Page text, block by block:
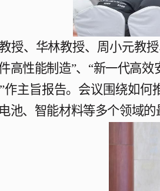
授、华林教授、周小元教
高性能制造”、“新一代高
作主旨报告。会议 围绕如何
池、智能材料等多个领域的